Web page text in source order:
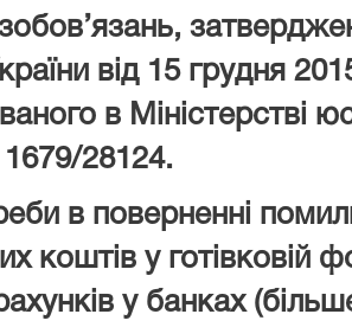
від 15 грудня
в Міністерстві
28124.
в поверненні
коштів у готівковій
у банках